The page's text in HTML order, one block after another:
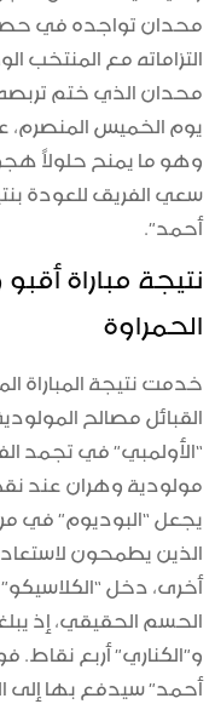
محدان تواجده في
التزاماته مع المنتخب
محدان الذي ختم
يوم الخميس المنصرم،
وهو ما يمنح حلولاً
سعي الفريق للعودة
أحمد”.
نتيجة مباراة
الحمراوة
خدمت نتيجة المباراة
القبائل مصالح
“الأولمبي” في تجمد
مولودية وهران عند
يجعل “البوديوم” في
الذين يطمحون
أخرى، دخل
الحسم الحقيقي، إذ
و”الكناري” أربع
أحمد” سيدفع بها إلى